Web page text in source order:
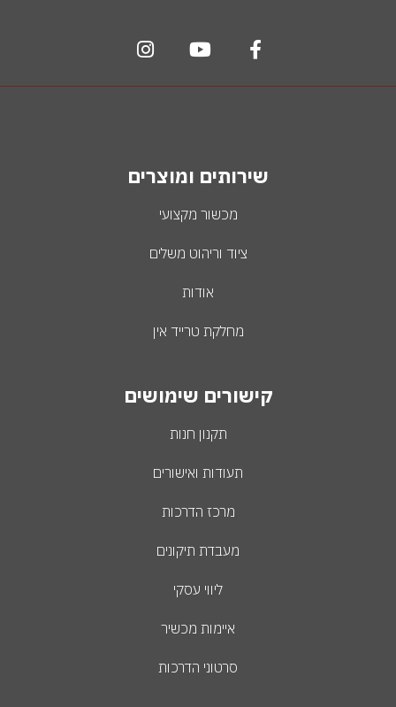
שירותים ומוצרים
מכשור מקצועי
ציוד וריהוט משלים
אודות
מחלקת טרייד אין
קישורים שימושים
תקנון חנות
תעודות ואישורים
מרכז הדרכות
מעבדת תיקונים
ליווי עסקי
איימות מכשיר
סרטוני הדרכות